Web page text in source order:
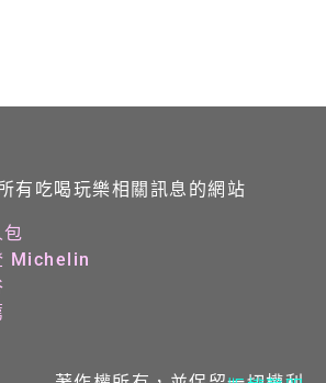
有吃喝玩樂相關訊息的網站
Michelin